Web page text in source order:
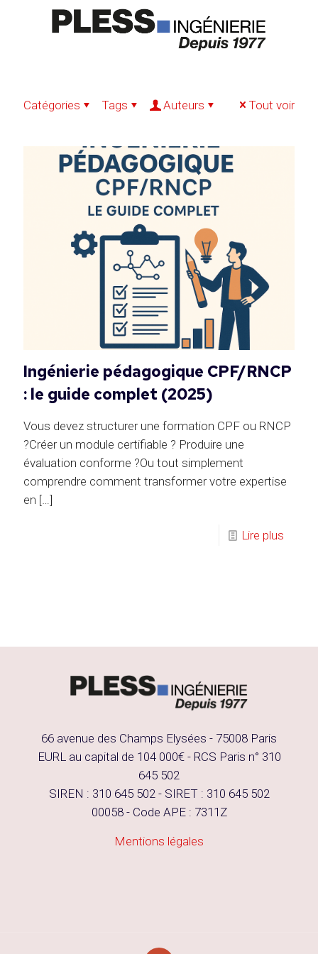
Catégories Tags Auteurs Tout voir
Ingénierie pédagogique CPF/RNCP
: le guide complet (2025)
Vous devez structurer une formation CPF ou RNCP
?Créer un module certifiable ? Produire une
évaluation conforme ?Ou tout simplement
comprendre comment transformer votre expertise
en […]
Lire plus
66 avenue des Champs Elysées - 75008 Paris
EURL au capital de 104 000€ - RCS Paris n° 310
645 502
SIREN : 310 645 502 - SIRET : 310 645 502
00058 - Code APE : 7311Z
Mentions légales